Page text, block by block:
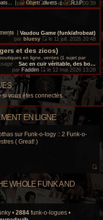
se
s
a
e
e
d
i
e
r
m
e
s
s
a
g
e
| Objets divers | R.I.P.
parkata
V
l
e
d
e
r
n
i
e
m
e
s
s
a
g
e
le 06 août 2026 00:39
|: Vaudou Game (funk/afrobeat)
par bluesy
V
o
r
l
e
e
r
n
i
e
r
m
e
s
s
le 11 juil. 2026 20:48
et des zicos)
en ligne, ventes (1 sujet par
: Sac en cuir véritable, des bo…
par Faddim
V
o
i
r
e
d
e
r
i
a
g
e
le 12 mai 2026 13:28
vous êtes connectés
EN LIGNE
sur Funk-o-logy :: 2 Funk-o-
( Great! )
e
d
WHOLE FUNK AND
• 2884 funk-o-logues •